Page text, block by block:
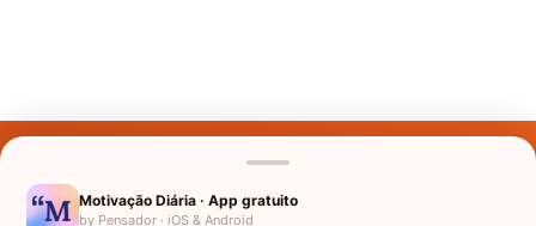
Nomes pelo Mundo
Motivação Diária · App gratuito
by Pensador · iOS & Android